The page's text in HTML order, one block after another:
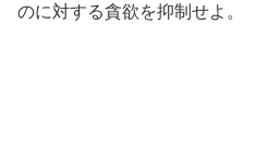
のに対する貪欲を抑制せよ。